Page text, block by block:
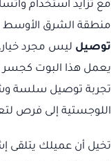
مع تزايد استخدام
منطقة الشرق الأوسط
توصيل ليس مجرد
يعمل هذا البوت كجسر
تجربة توصيل سلسة
اللوجستية إلى فرص
تخيل أن عميلك يتلقى